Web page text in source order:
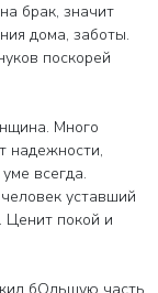
брак, значит
дома, заботы.
поскорей
Много
надежности,
всегда.
уставший
Ценит покой и